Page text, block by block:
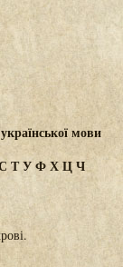
мови
ТУФХЦЧ